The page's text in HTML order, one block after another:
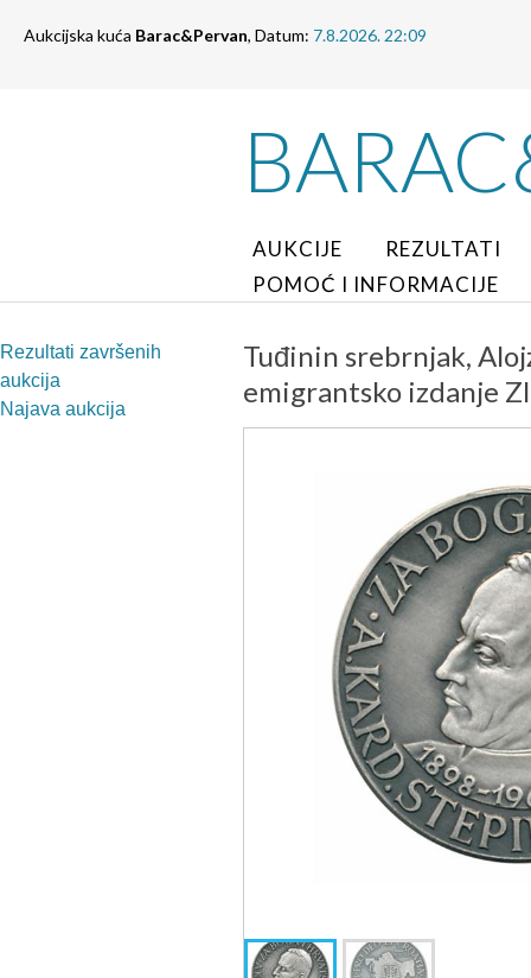
Aukcijska kuća Barac&Pervan, Datum: 7.8.2026. 22:09
AUKCIJE
REZULTATI
POMOĆ I INFORMACIJE
Rezultati završenih
aukcija
Najava aukcija
Tuđinin srebrnjak,
emigrantsko izdanje